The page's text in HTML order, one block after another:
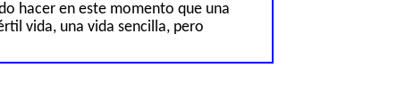
hacer en este momento que una
vida, una vida sencilla, pero